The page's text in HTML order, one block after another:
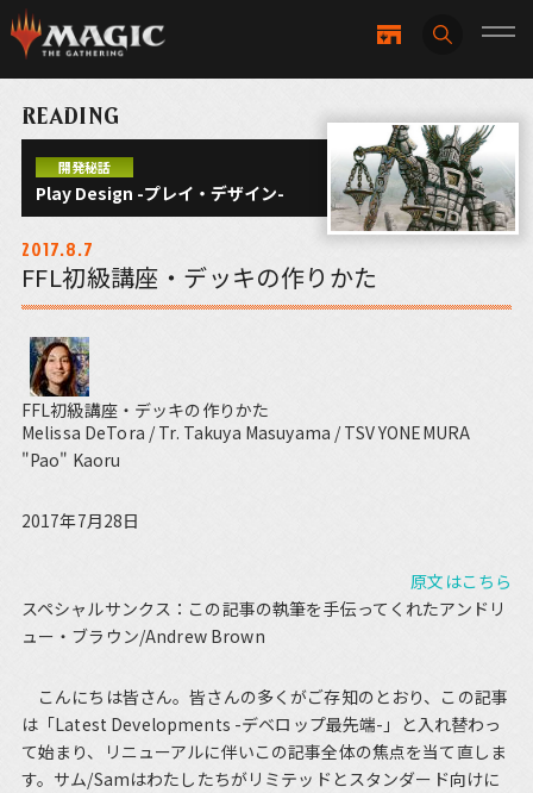
READING
開発秘話
Play Design -プレイ・デザイン-
2017.8.7
FFL初級講座・デッキの作りかた
FFL初級講座・デッキの作りかた
Melissa DeTora / Tr. Takuya Masuyama / TSV YONEMURA
"Pao" Kaoru
2017年7月28日
原文はこちら
スペシャルサンクス：この記事の執筆を手伝ってくれたアンドリ
ュー・ブラウン/Andrew Brown
こんにちは皆さん。皆さんの多くがご存知のとおり、この記事
は「Latest Developments -デベロップ最先端-」と入れ替わっ
て始まり、リニューアルに伴いこの記事全体の焦点を当て直しま
す。サム/Samはわたしたちがリミテッドとスタンダード向けに